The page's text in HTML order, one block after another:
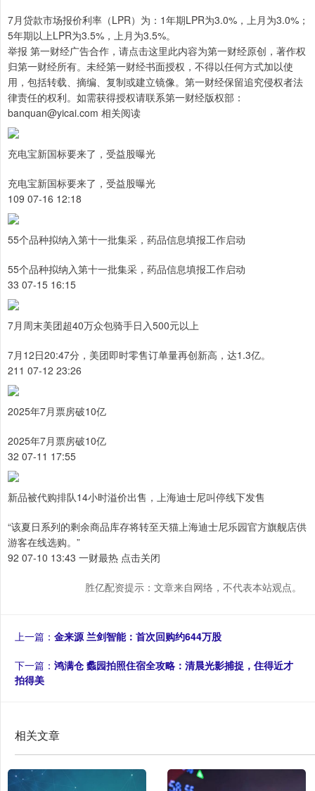
7月贷款市场报价利率（LPR）为：1年期LPR为3.0%，上月为3.0%；
5年期以上LPR为3.5%，上月为3.5%。
举报 第一财经广告合作，请点击这里此内容为第一财经原创，著作权
归第一财经所有。未经第一财经书面授权，不得以任何方式加以使
用，包括转载、摘编、复制或建立镜像。第一财经保留追究侵权者法
律责任的权利。如需获得授权请联系第一财经版权部：
banquan@yicai.com 相关阅读
充电宝新国标要来了，受益股曝光
充电宝新国标要来了，受益股曝光
109 07-16 12:18
55个品种拟纳入第十一批集采，药品信息填报工作启动
55个品种拟纳入第十一批集采，药品信息填报工作启动
33 07-15 16:15
7月周末美团超40万众包骑手日入500元以上
7月12日20:47分，美团即时零售订单量再创新高，达1.3亿。
211 07-12 23:26
2025年7月票房破10亿
2025年7月票房破10亿
32 07-11 17:55
新品被代购排队14小时溢价出售，上海迪士尼叫停线下发售
“该夏日系列的剩余商品库存将转至天猫上海迪士尼乐园官方旗舰店供
游客在线选购。”
92 07-10 13:43 一财最热 点击关闭
胜亿配资提示：文章来自网络，不代表本站观点。
上一篇： 金来源 兰剑智能：首次回购约644万股
下一篇： 鸿满仓 蠡园拍照住宿全攻略：清晨光影捕捉，住得近才
拍得美
相关文章